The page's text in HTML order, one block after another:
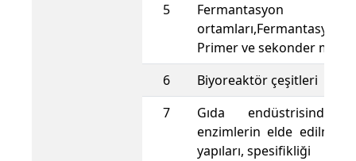
5
Fermantasyon
ortamları,Fermantasyon
Primer ve sekonder
6
Biyoreaktör çeşitleri
7
Gıda endüstrisinde
enzimlerin elde
yapıları, spesifikliği